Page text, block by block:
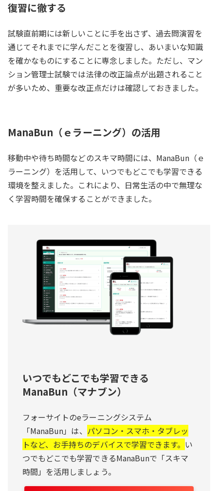
復習に徹する
試験直前期には新しいことに手を出さず、過去問演習を
通じてそれまでに学んだことを復習し、あいまいな知識
を確かなものにすることに専念しました。ただし、マン
ション管理士試験では法律の改正論点が出題されること
が多いため、重要な改正点だけは確認しておきました。
ManaBun（ｅラーニング）の活用
移動中や待ち時間などのスキマ時間には、ManaBun（ｅ
ラーニング）を活用して、いつでもどこでも学習できる
環境を整えました。これにより、日常生活の中で無理な
く学習時間を確保することができました。
いつでもどこでも学習できる
ManaBun（マナブン）
フォーサイトのeラーニングシステム
「ManaBun」は、 パソコン・スマホ・タブレッ
トなど、お手持ちのデバイスで学習できます。 い
つでもどこでも学習できるManaBunで「スキマ
時間」を活用しましょう。